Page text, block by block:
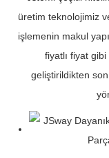
üretim teknolojimiz
işlemenin makul
fiyatlı fiyat
geliştirildikten